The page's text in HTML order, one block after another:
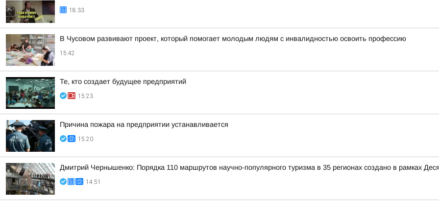
18:33
В Чусовом развивают проект, который помогает молодым людям с инвалидностью освоить профессию
15:42
Те, кто создает будущее предприятий
15:23
Причина пожара на предприятии устанавливается
15:20
Дмитрий Чернышенко: Порядка 110 маршрутов научно-популярного туризма в 35 регионах создано в рамках
14:51